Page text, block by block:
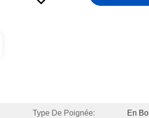
Type De Poignée: En